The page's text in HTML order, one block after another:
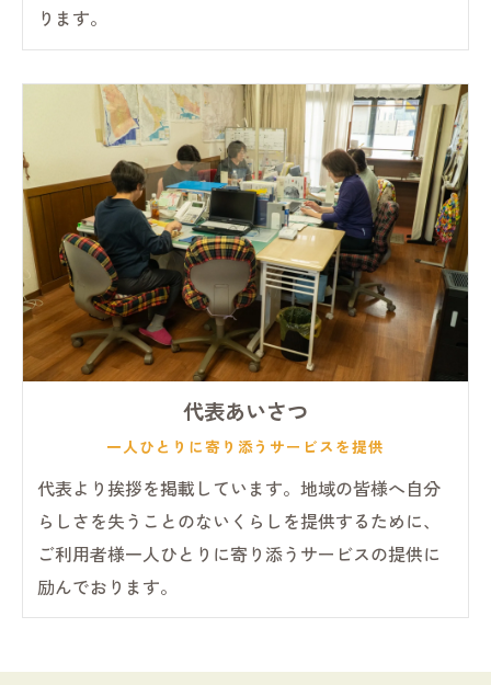
ります。
代表あいさつ
一人ひとりに寄り添うサービスを提供
代表より挨拶を掲載しています。地域の皆様へ自分
らしさを失うことのないくらしを提供するために、
ご利用者様一人ひとりに寄り添うサービスの提供に
励んでおります。